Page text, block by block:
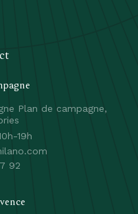
Plan de campagne,
19h
92